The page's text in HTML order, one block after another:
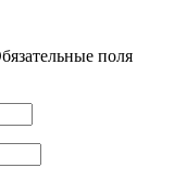
поля